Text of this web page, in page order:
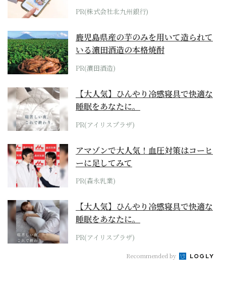
PR(株式会社北九州銀行)
鹿児島県産の芋のみを用いて造られて
いる濵田酒造の本格焼酎
PR(濵田酒造)
【大人気】ひんやり冷感寝具で快適な
睡眠をあなたに。
PR(アイリスプラザ)
アマゾンで大人気！血圧対策はコーヒ
ーに足してみて
PR(森永乳業)
【大人気】ひんやり冷感寝具で快適な
睡眠をあなたに。
PR(アイリスプラザ)
Recommended by